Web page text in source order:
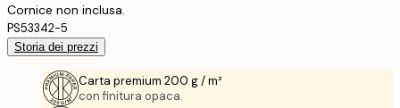
Cornice non inclusa.
PS53342-5
Storia dei prezzi
Carta premium 200 g / m²
con finitura opaca.